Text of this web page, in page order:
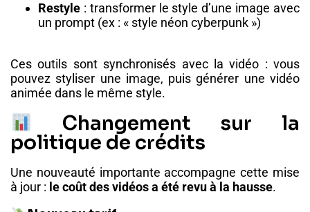
Restyle : transformer le style d’une image avec
un prompt (ex : « style néon cyberpunk »)
Ces outils sont synchronisés avec la vidéo : vous
pouvez styliser une image, puis générer une vidéo
animée dans le même style.
Changement sur la
politique de crédits
Une nouveauté importante accompagne cette mise
à jour : le coût des vidéos a été revu à la hausse.